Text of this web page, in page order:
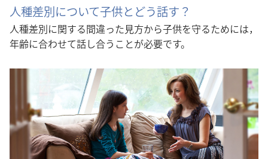
人種差別について子供とどう話す？
人種差別に関する間違った見方から子供を守るためには，
年齢に合わせて話し合うことが必要です。